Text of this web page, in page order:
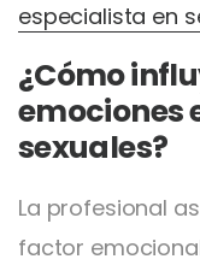
especialista en
¿Cómo
emociones
sexuales?
La profesional
factor